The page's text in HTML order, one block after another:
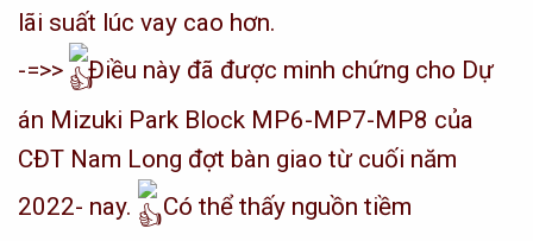
lãi suất lúc vay cao hơn.
-=>>
Điều này đã được minh chứng cho Dự
án Mizuki Park Block MP6-MP7-MP8 của
CĐT Nam Long đợt bàn giao từ cuối năm
2022- nay.
Có thể thấy nguồn tiềm